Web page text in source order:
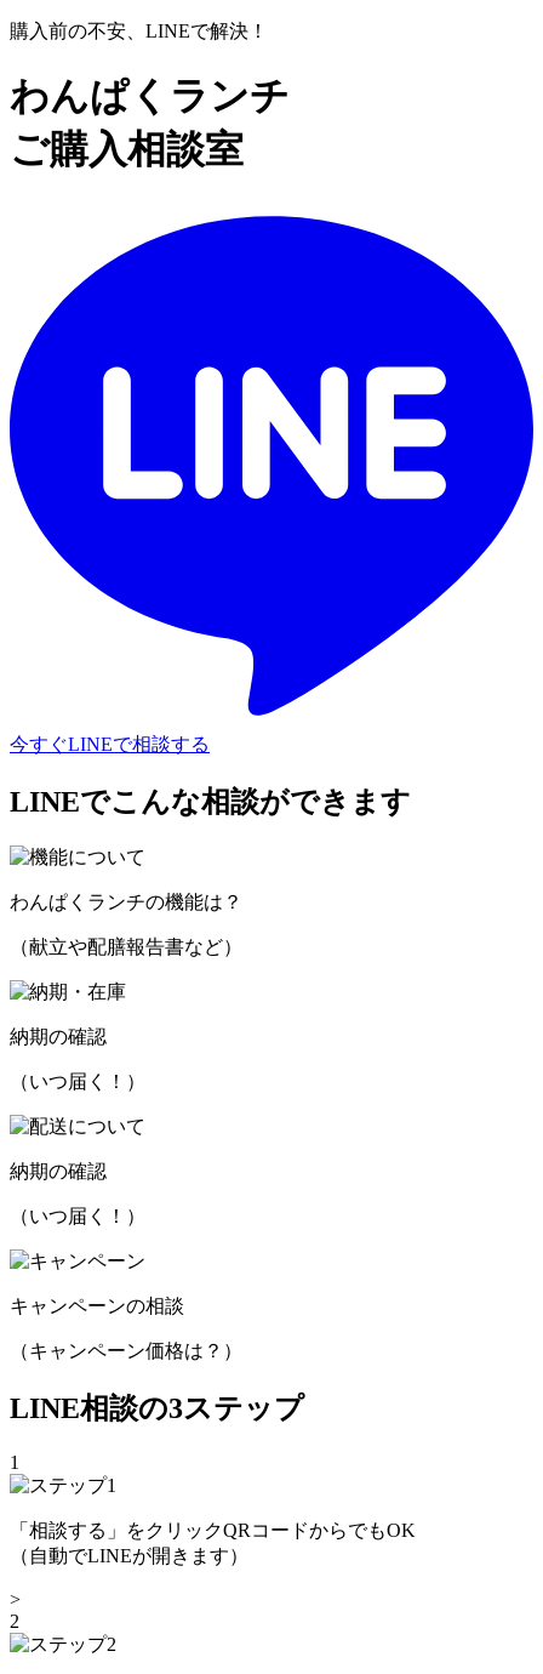
購入前の不安、 LINEで解決！
わんぱくランチ
ご購入相談室
今すぐLINEで相談する
LINEでこんな相談ができます
わんぱくランチの機能は？
（献立や配膳報告書など）
納期の確認
（いつ届く！）
納期の確認
（いつ届く！）
キャンペーンの相談
（キャンペーン価格は？）
LINE相談の3ステップ
1
「相談する」をクリックQRコードからでもOK
（自動でLINEが開きます）
>
2